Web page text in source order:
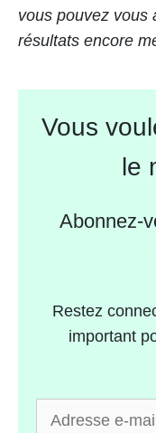
vous pouvez vous
résultats encore
Vous
le
Abonnez-
Restez
important